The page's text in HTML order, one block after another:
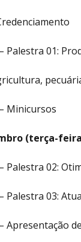
Palestra 01:
Minicursos
(terça-
Palestra 02:
Palestra 03:
Apresentação